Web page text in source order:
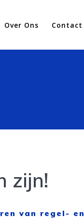
Over Ons Contact
zijn!
van regel- en